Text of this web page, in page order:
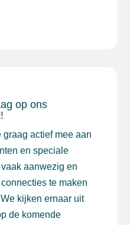
op ons
graag actief mee aan
en speciale
aanwezig en
te maken
kijken ernaar uit
de komende